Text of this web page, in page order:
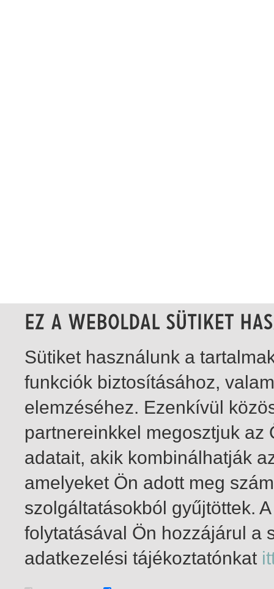
1-7 / total 7 hit
Sütiket használunk a
funkciók biztosításához,
elemzéséhez. Ezenkívül
partnereinkkel megosztjuk
adatait, akik kombinálhatják
amelyeket Ön adott meg
szolgáltatásokból gyűjtöttek.
folytatásával Ön hozzájárul a
adatkezelési tájékoztatónkat